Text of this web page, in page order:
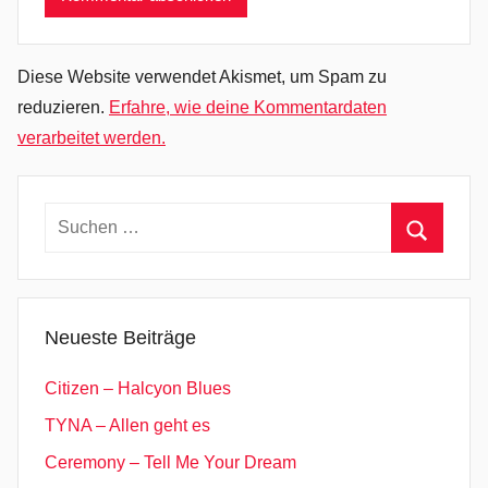
i
k
n
i
P
o
Diese Website verwendet Akismet, um Spam zu
reduzieren. Erfahre, wie deine Kommentardaten
verarbeitet werden.
Suchen
Neueste Beiträge
Citizen – Halcyon Blues
TYNA – Allen geht es
Ceremony – Tell Me Your Dream